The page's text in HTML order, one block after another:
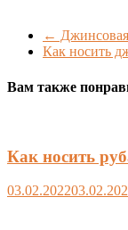
←
Как носить
Вам также
Как носить
03.02.2022